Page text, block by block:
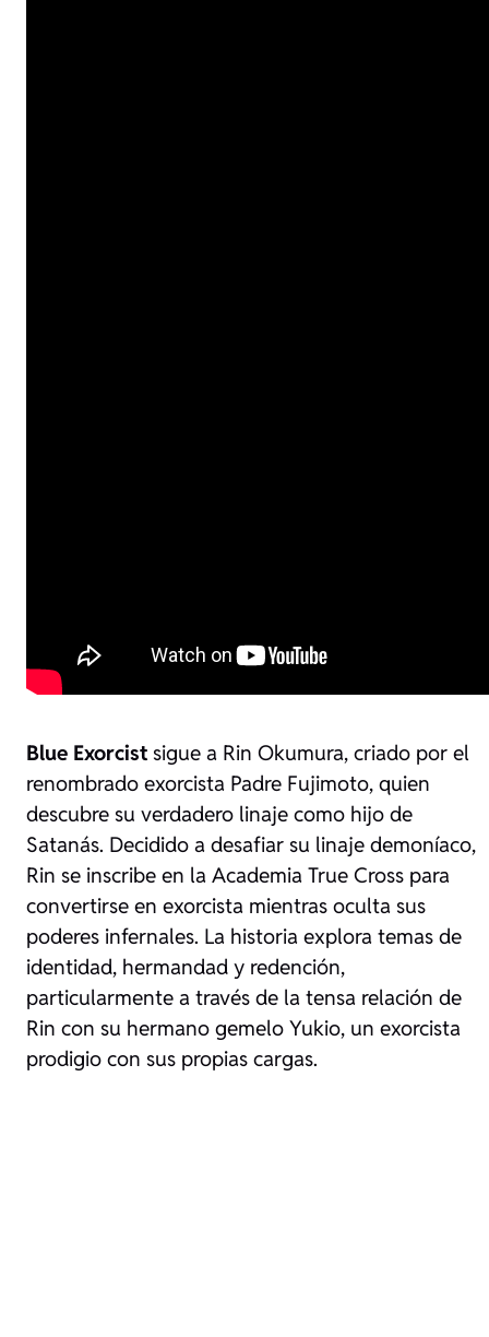
Blue Exorcist sigue a Rin Okumura, criado por el
renombrado exorcista Padre Fujimoto, quien
descubre su verdadero linaje como hijo de
Satanás. Decidido a desafiar su linaje demoníaco,
Rin se inscribe en la Academia True Cross para
convertirse en exorcista mientras oculta sus
poderes infernales. La historia explora temas de
identidad, hermandad y redención,
particularmente a través de la tensa relación de
Rin con su hermano gemelo Yukio, un exorcista
prodigio con sus propias cargas.